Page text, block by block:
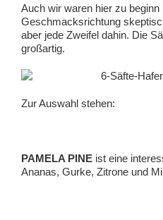
Auch wir waren hier zu
Geschmacksrichtung
aber jede Zweifel dahin. Die
großartig.
Zur Auswahl stehen:
PAMELA PINE ist eine
Ananas, Gurke, Zitrone und